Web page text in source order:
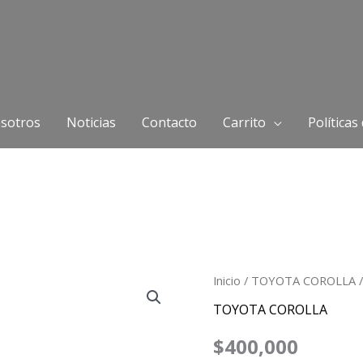
Noticias Contacto Carrito Políticas
Inicio / TOYOTA COROLLA
TOYOTA COROLLA
$400,000
Reloj
Toyota
02-